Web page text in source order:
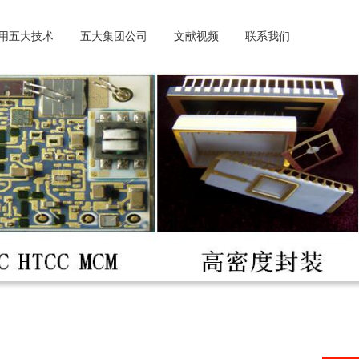
五大技术 五大集团公司 文献视频 联系我们